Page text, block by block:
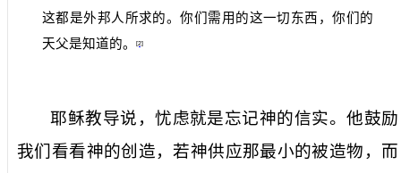
这都是外邦人所求的。你们需用的这一切东西，你们的
天父是知道的。
[2]
耶稣教导说，忧虑就是忘记神的信实。他鼓励
我们看看神的创造，若神供应那最小的被造物，而